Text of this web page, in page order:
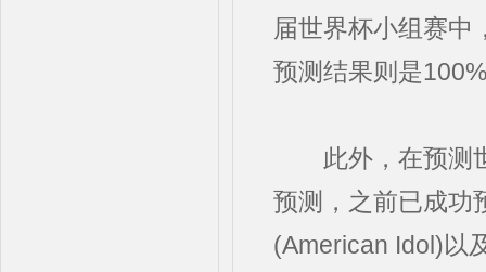
届世界杯小组赛中
预测结果则是
此外，在预测世
预测，之前已成功
(American Idol)以